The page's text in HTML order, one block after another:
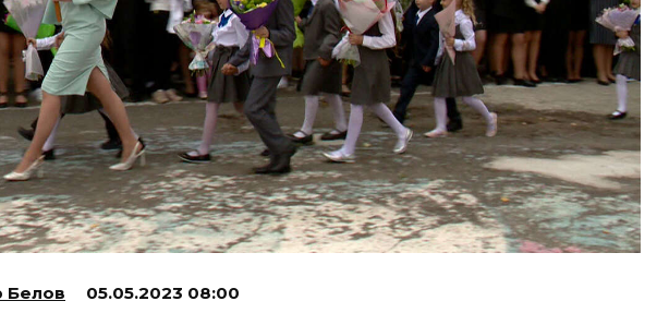
Белов 05.05.2023 08:00